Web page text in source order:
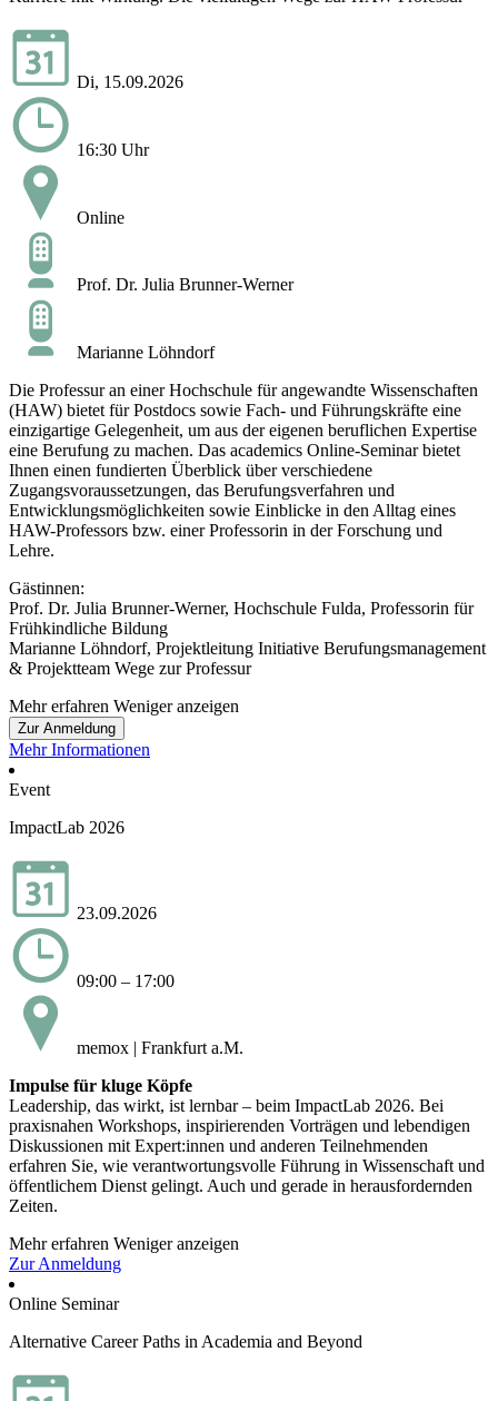
Di, 15.09.2026
16:30 Uhr
Online
Prof. Dr. Julia Brunner-Werner
Marianne Löhndorf
Die Professur an einer Hochschule für angewandte Wissenschaften
(HAW) bietet für Postdocs sowie Fach- und Führungskräfte eine
einzigartige Gelegenheit, um aus der eigenen beruflichen Expertise
eine Berufung zu machen. Das academics Online-Seminar bietet
Ihnen einen fundierten Überblick über verschiedene
Zugangsvoraussetzungen, das Berufungsverfahren und
Entwicklungsmöglichkeiten sowie Einblicke in den Alltag eines
HAW-Professors bzw. einer Professorin in der Forschung und
Lehre.
Gästinnen:
Prof. Dr. Julia Brunner-Werner, Hochschule Fulda, Professorin für
Frühkindliche Bildung
Marianne Löhndorf, Projektleitung Initiative Berufungsmanagement
& Projektteam Wege zur Professur
Mehr erfahren Weniger anzeigen
Zur Anmeldung
Mehr Informationen
Event
ImpactLab 2026
23.09.2026
09:00 – 17:00
memox | Frankfurt a.M.
Impulse für kluge Köpfe
Leadership, das wirkt, ist lernbar – beim ImpactLab 2026. Bei
praxisnahen Workshops, inspirierenden Vorträgen und lebendigen
Diskussionen mit Expert:innen und anderen Teilnehmenden
erfahren Sie, wie verantwortungsvolle Führung in Wissenschaft und
öffentlichem Dienst gelingt. Auch und gerade in herausfordernden
Zeiten.
Mehr erfahren Weniger anzeigen
Zur Anmeldung
Online Seminar
Alternative Career Paths in Academia and Beyond